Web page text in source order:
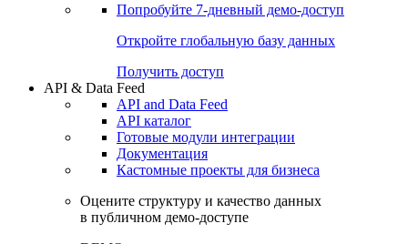
Попробуйте 7-дневный демо-доступ
Откройте глобальную базу данных
Получить доступ
API & Data Feed
API and Data Feed
API каталог
Готовые модули интеграции
Документация
Кастомные проекты для бизнеса
Оцените структуру и качество данных
в публичном демо-доступе